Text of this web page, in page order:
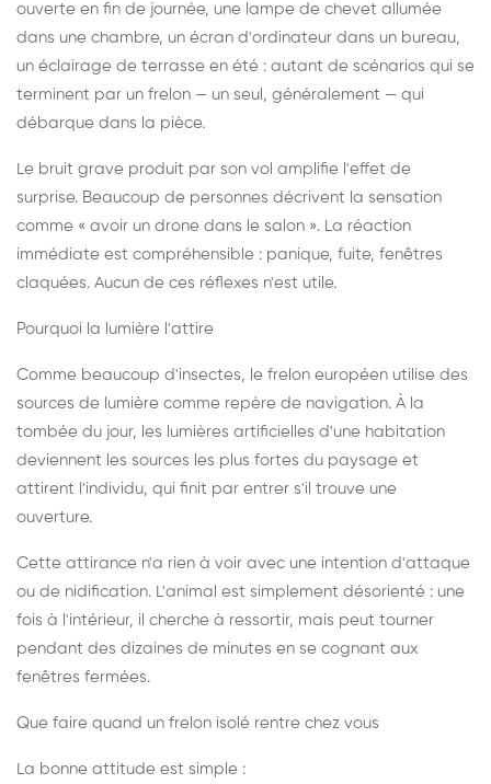
ouverte en fin de journée, une lampe de chevet allumée
dans une chambre, un écran d'ordinateur dans un bureau,
un éclairage de terrasse en été : autant de scénarios qui se
terminent par un frelon — un seul, généralement — qui
débarque dans la pièce.
Le bruit grave produit par son vol amplifie l'effet de
surprise. Beaucoup de personnes décrivent la sensation
comme « avoir un drone dans le salon ». La réaction
immédiate est compréhensible : panique, fuite, fenêtres
claquées. Aucun de ces réflexes n'est utile.
Pourquoi la lumière l'attire
Comme beaucoup d'insectes, le frelon européen utilise des
sources de lumière comme repère de navigation. À la
tombée du jour, les lumières artificielles d'une habitation
deviennent les sources les plus fortes du paysage et
attirent l'individu, qui finit par entrer s'il trouve une
ouverture.
Cette attirance n'a rien à voir avec une intention d'attaque
ou de nidification. L'animal est simplement désorienté : une
fois à l'intérieur, il cherche à ressortir, mais peut tourner
pendant des dizaines de minutes en se cognant aux
fenêtres fermées.
Que faire quand un frelon isolé rentre chez vous
La bonne attitude est simple :